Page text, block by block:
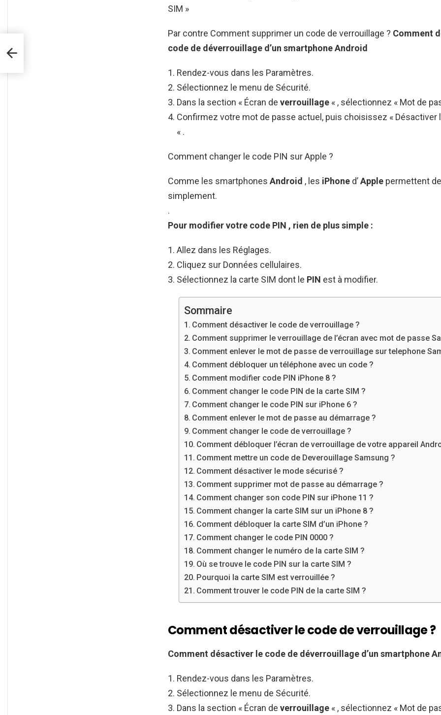
SIM »
Par contre Comment supprimer un code de verrouillage ? Comment
code de déverrouillage d’un smartphoneAndroid
Rendez-vous dans les Paramètres.
Sélectionnez le menu de Sécurité.
Dans la section « Écran de verrouillage « , sélectionnez « Mot de
Confirmez votre mot de passe actuel, puis choisissez « Désactiver
« .
Comment changer le code PIN sur Apple ?
Comme les smartphones Android , les iPhone d’Apple permettent
simplement.
.
Pour modifier votre code PIN , rien de plus simple :
Allez dans les Réglages.
Cliquez sur Données cellulaires.
Sélectionnez la carte SIM dont le PIN est à modifier.
Sommaire
Comment désactiver le code de verrouillage ?
Comment supprimer le verrouillage de l’écran avec mot de passe
Comment enlever le mot de passe de verrouillage sur telephone
Comment débloquer un téléphone avec un code ?
Comment modifier code PIN iPhone 8 ?
Comment changer le code PIN de la carte SIM ?
Comment changer le code PIN sur iPhone 6 ?
Comment enlever le mot de passe au démarrage ?
Comment changer le code de verrouillage ?
Comment débloquer l’écran de verrouillage de votre appareil
Comment mettre un code de Deverouillage Samsung ?
Comment désactiver le mode sécurisé ?
Comment supprimer mot de passe au démarrage ?
Comment changer son code PIN sur iPhone 11 ?
Comment changer la carte SIM sur un iPhone 8 ?
Comment débloquer la carte SIM d’un iPhone ?
Comment changer le code PIN 0000 ?
Comment changer le numéro de la carte SIM ?
Où se trouve le code PIN sur la carte SIM ?
Pourquoi la carte SIM est verrouillée ?
Comment trouver le code PIN de la carte SIM ?
Comment désactiver le code de verrouillage ?
Comment désactiver le code de déverrouillage d’un smartphone
Rendez-vous dans les Paramètres.
Sélectionnez le menu de Sécurité.
Dans la section « Écran de verrouillage « , sélectionnez « Mot de